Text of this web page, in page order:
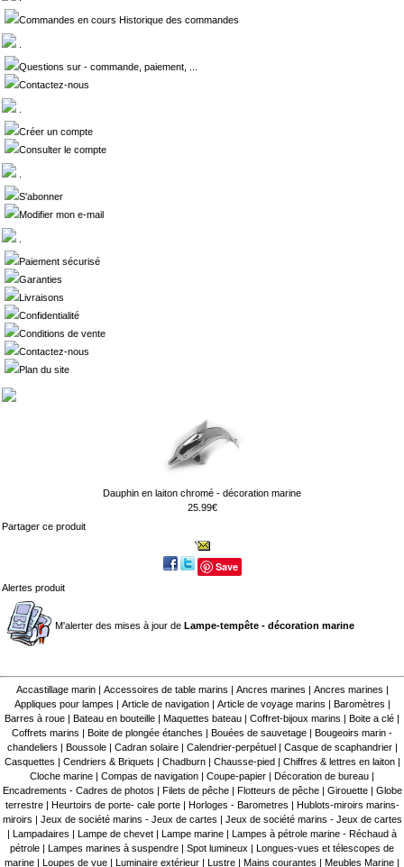
Commandes en cours Historique des commandes
Questions sur - commande, paiement, ...
Contactez-nous
Créer un compte
Consulter le compte
S'abonner
Modifier mon e-mail
Paiement sécurisé
Garanties
Livraisons
Confidentialité
Conditions de vente
Contactez-nous
Plan du site
Dauphin en laiton chromé - décoration marine
25.99€
Partager ce produit
Save
Alertes produit
M'alerter des mises à jour de Lampe-tempête - décoration marine
Accastillage marin| Accessoires de table marins Ancres marines Ancres marines
Appliques pour lampes
Article de navigation| Article de voyage marins Baromètres
Barres à roue
Bateau en bouteille Maquettes bateau Coffret-bijoux marins Boite a clé
Coffrets marins
Boite de plongée étanches Bouées de sauvetage
Bougeoirs marin -
chandeliers
Boussole| Cadran solaire| Calendrier-perpétuel Casque de scaphandrier|
Casquettes
Cendriers & Briquets Chadburn| Chausse-pied Chiffres & lettres en laiton|
Cloche marine
Compas de navigation Coupe-papier Décoration de bureau
Encadrements - Cadres de photos
Filets de pêche| Flotteurs de pêche| Girouette| Globe
terrestre| Heurtoirs de porte- cale porte| Horloges - Barometres
Hublots-miroirs marins-
miroirs
Jeux de société marins - Jeux de cartes
Jeux de société marins - Jeux de cartes
Lampadaires Lampe de chevet Lampe marine
Lampes à pétrole marine - Réchaud à
pétrole
Lampes marines à suspendre Spot lumineux
Longues-vues et télescopes de
marine
Loupes de vue Luminaire extérieur Lustre Mains courantes Meubles Marine